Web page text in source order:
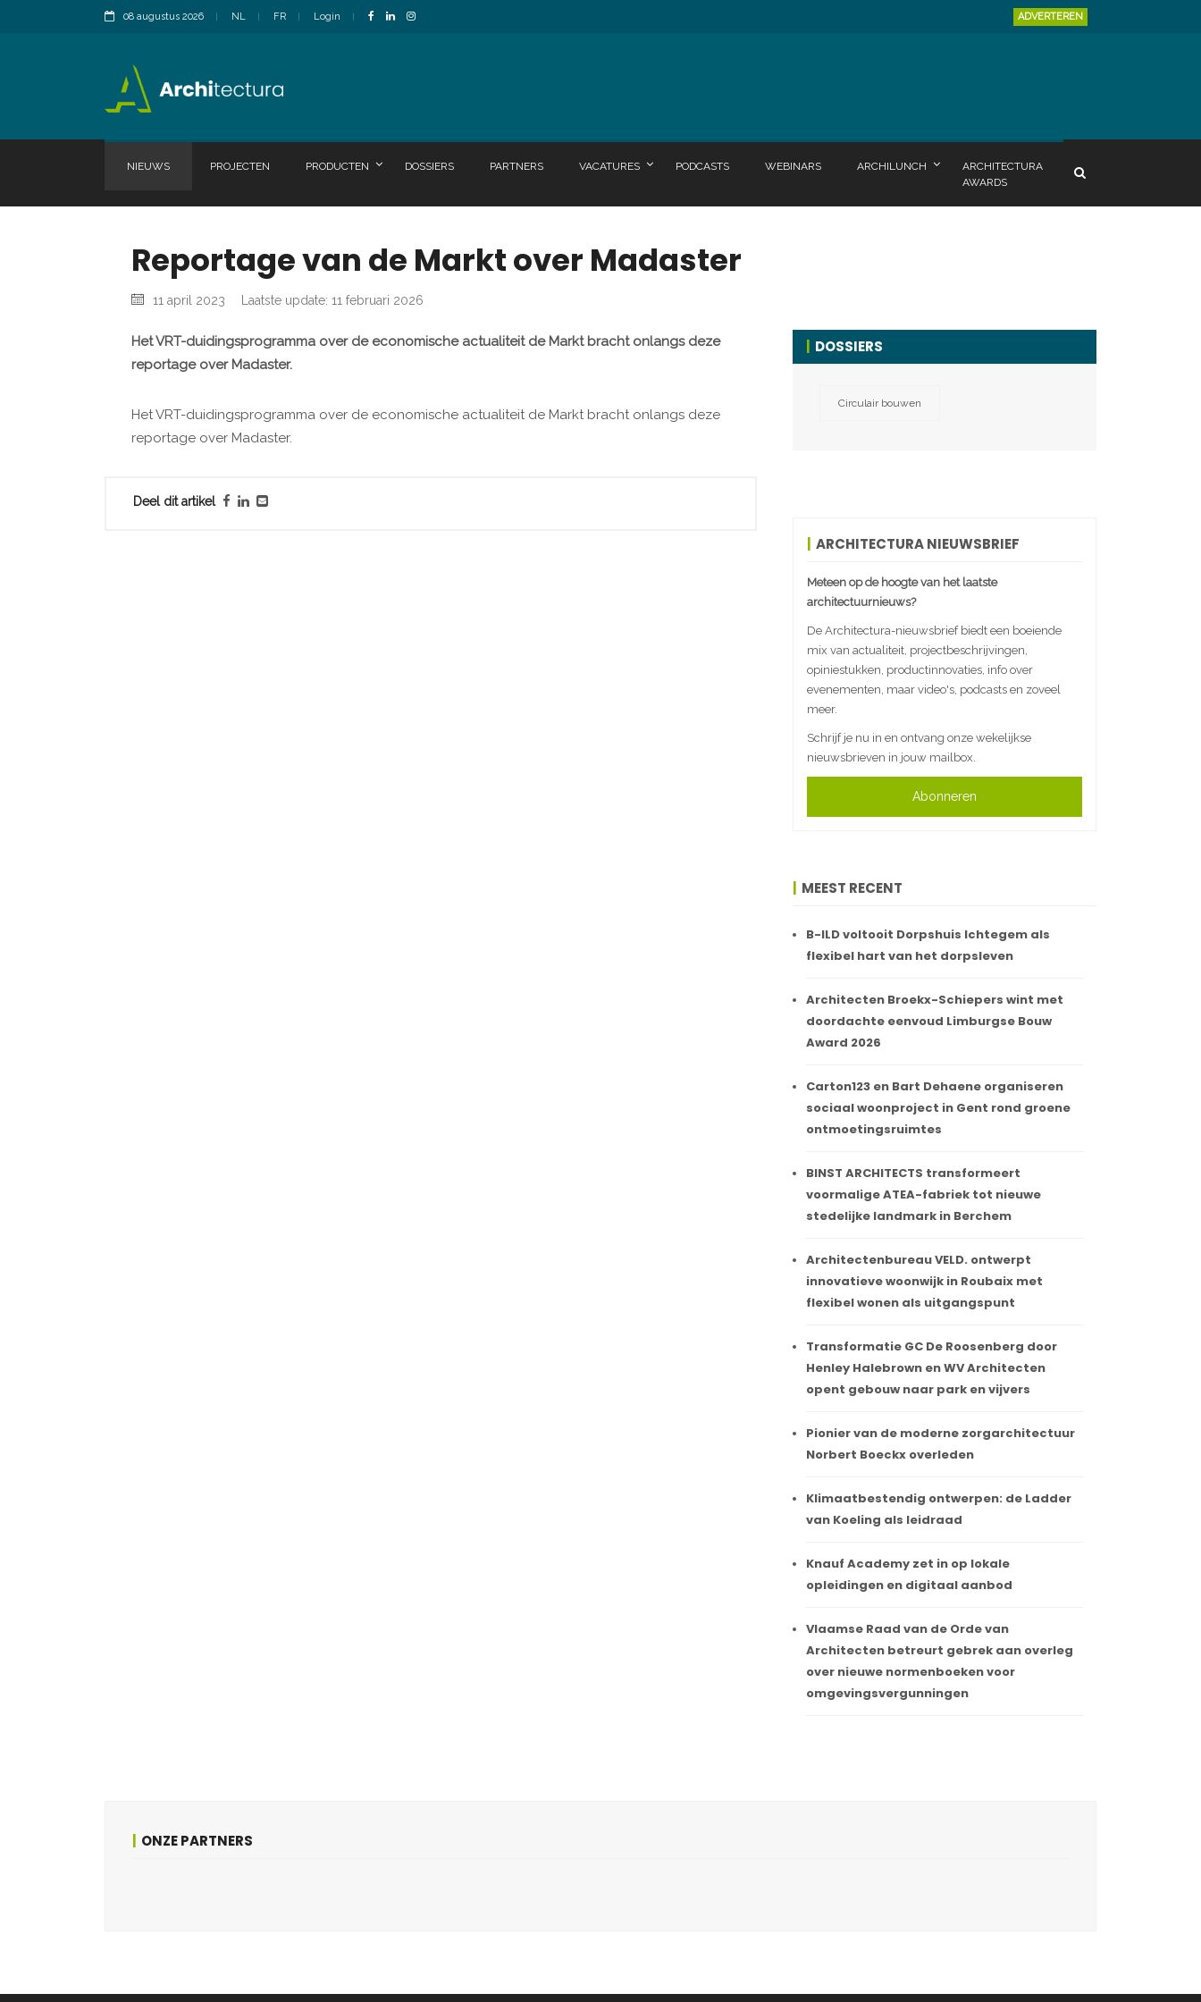
08 augustus 2026 NL FR Login ADVERTEREN
NIEUWS PROJECTEN PRODUCTEN DOSSIERS PARTNERS VACATURES PODCASTS WEBINARS ARCHILUNCH
ARCHITECTURA
AWARDS
Reportage van de Markt over Madaster
11 april 2023 Laatste update: 11 februari 2026
Het VRT-duidingsprogramma over de economische actualiteit de Markt bracht onlangs deze
reportage over Madaster.
Het VRT-duidingsprogramma over de economische actualiteit de Markt bracht onlangs deze
reportage over Madaster.
Deel dit artikel
DOSSIERS
Circulair bouwen
ARCHITECTURA NIEUWSBRIEF
Meteen op de hoogte van het laatste
architectuurnieuws?
De Architectura-nieuwsbrief biedt een boeiende
mix van actualiteit, projectbeschrijvingen,
opiniestukken, productinnovaties, info over
evenementen, maar video's, podcasts en zoveel
meer.
Schrijf je nu in en ontvang onze wekelijkse
nieuwsbrieven in jouw mailbox.
Abonneren
MEEST RECENT
B-ILD voltooit Dorpshuis Ichtegem als
flexibel hart van het dorpsleven
Architecten Broekx-Schiepers wint met
doordachte eenvoud Limburgse Bouw
Award 2026
Carton123 en Bart Dehaene organiseren
sociaal woonproject in Gent rond groene
ontmoetingsruimtes
BINST ARCHITECTS transformeert
voormalige ATEA-fabriek tot nieuwe
stedelijke landmark in Berchem
Architectenbureau VELD. ontwerpt
innovatieve woonwijk in Roubaix met
flexibel wonen als uitgangspunt
Transformatie GC De Roosenberg door
Henley Halebrown en WV Architecten
opent gebouw naar park en vijvers
Pionier van de moderne zorgarchitectuur
Norbert Boeckx overleden
Klimaatbestendig ontwerpen: de Ladder
van Koeling als leidraad
Knauf Academy zet in op lokale
opleidingen en digitaal aanbod
Vlaamse Raad van de Orde van
Architecten betreurt gebrek aan overleg
over nieuwe normenboeken voor
omgevingsvergunningen
ONZE PARTNERS